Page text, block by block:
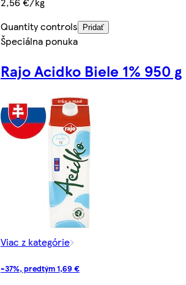
Quantity controls
Pridať
Špeciálna ponuka
Rajo Acidko Biele 1% 950 g
Viac z kategórie
-37%, predtým 1,69 €